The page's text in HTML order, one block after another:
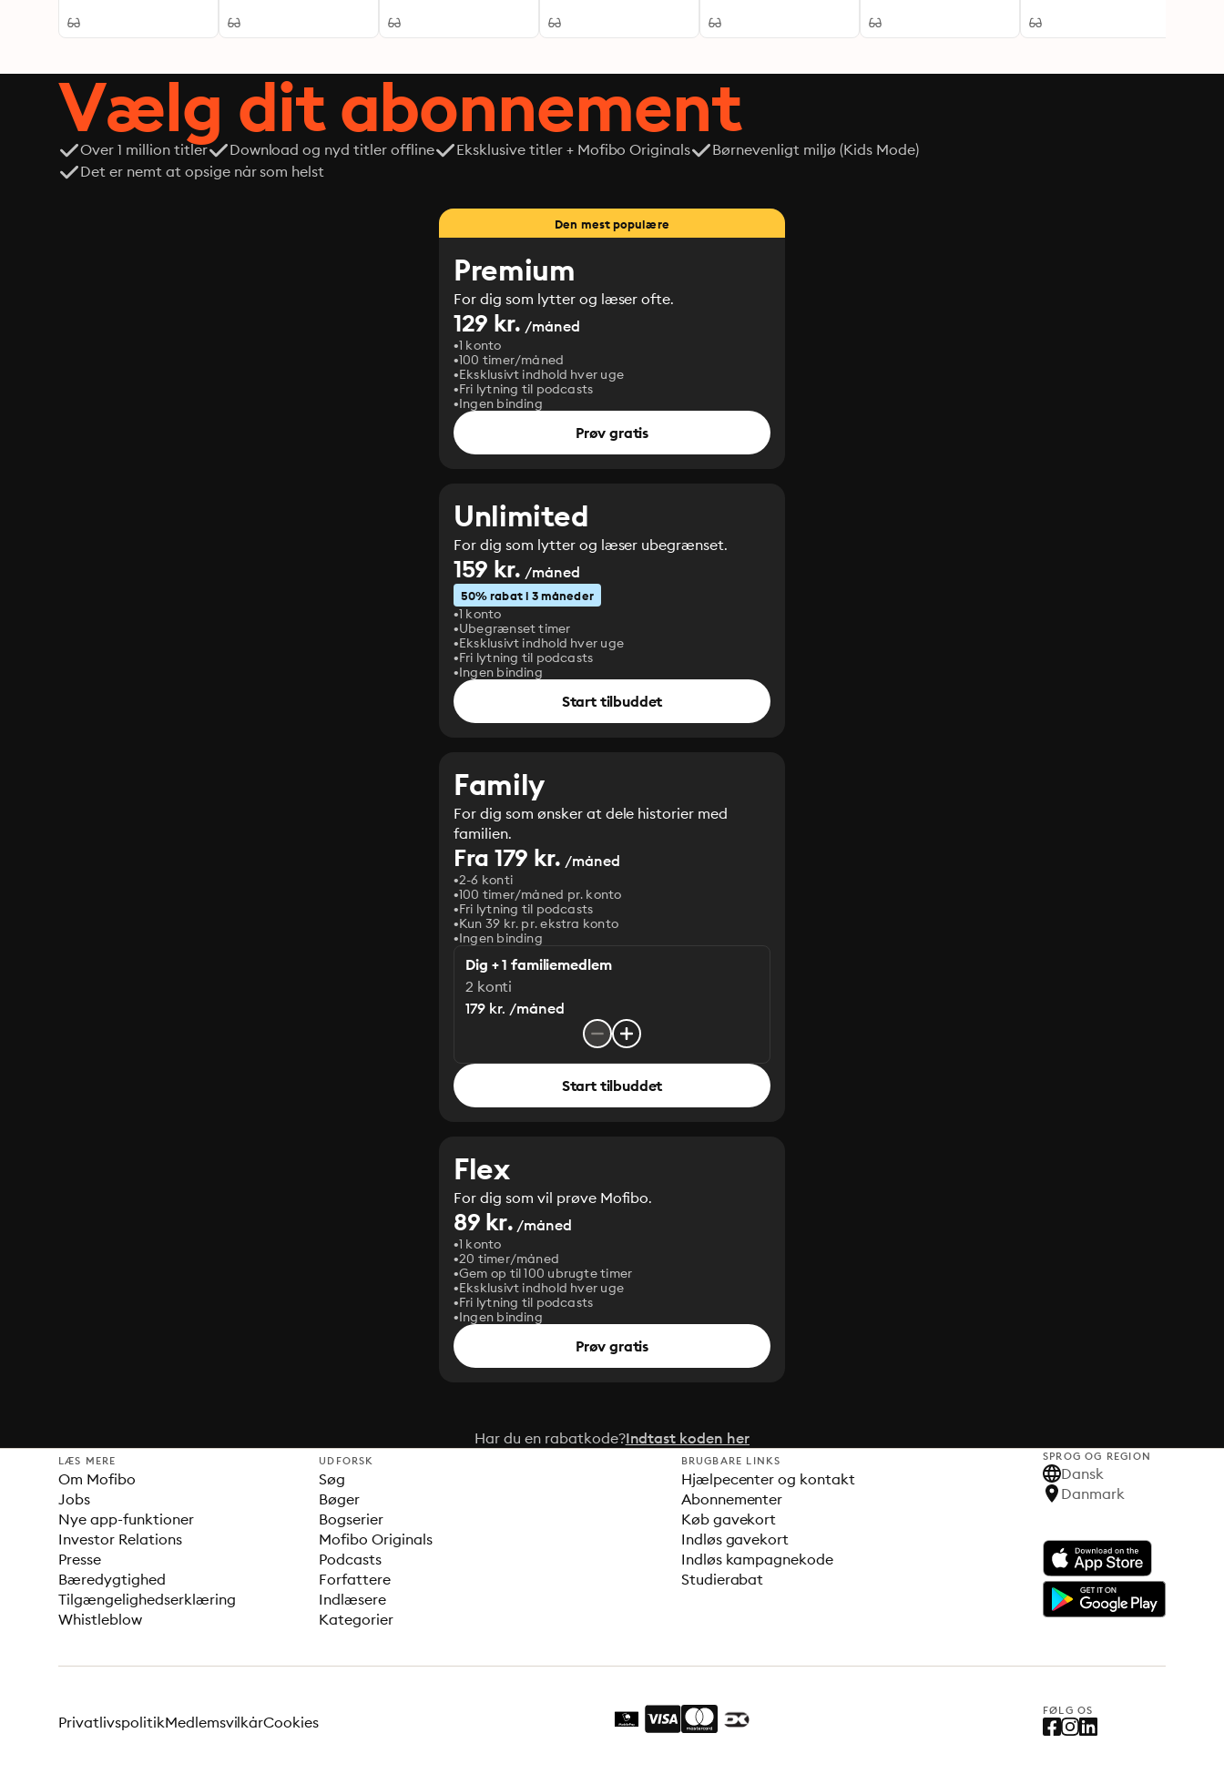
Vælg dit abonnement
Over 1 million titler Download og nyd titler offline Eksklusive titler + Mofibo Originals
Børnevenligt miljø (Kids Mode)
Det er nemt at opsige når som helst
Den mest populære
Premium
For dig som lytter og læser ofte.
129 kr. /måned
1 konto
100 timer/måned
Eksklusivt indhold hver uge
Fri lytning til podcasts
Ingen binding
Prøv gratis
Unlimited
For dig som lytter og læser ubegrænset.
159 kr. /måned
50% rabat i 3 måneder
1 konto
Ubegrænset timer
Eksklusivt indhold hver uge
Fri lytning til podcasts
Ingen binding
Start tilbuddet
Family
For dig som ønsker at dele historier med
familien.
Fra 179 kr. /måned
2-6 konti
100 timer/måned pr. konto
Fri lytning til podcasts
Kun 39 kr. pr. ekstra konto
Ingen binding
Dig + 1 familiemedlem
2 konti
179 kr. /måned
Start tilbuddet
Flex
For dig som vil prøve Mofibo.
89 kr. /måned
1 konto
20 timer/måned
Gem op til 100 ubrugte timer
Eksklusivt indhold hver uge
Fri lytning til podcasts
Ingen binding
Prøv gratis
Har du en rabatkode?Indtast koden her
LÆS MERE
Om Mofibo
Jobs
Nye app-funktioner
Investor Relations
Presse
Bæredygtighed
Tilgængelighedserklæring
Whistleblow
UDFORSK
Søg
Bøger
Bogserier
Mofibo Originals
Podcasts
Forfattere
Indlæsere
Kategorier
BRUGBARE LINKS
Hjælpecenter og kontakt
Abonnementer
Køb gavekort
Indløs gavekort
Indløs kampagnekode
Studierabat
SPROG OG REGION
Dansk
Danmark
FØLG OS
PrivatlivspolitikMedlemsvilkårCookies